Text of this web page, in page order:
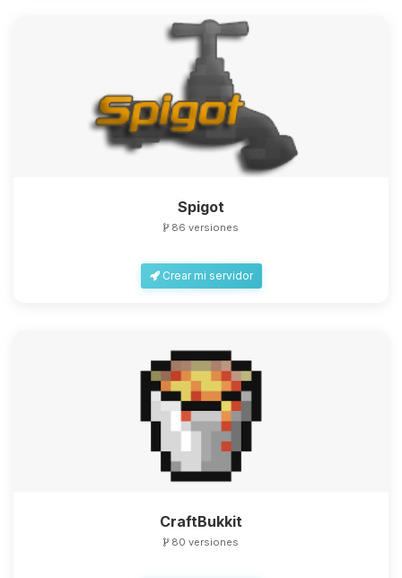
Spigot
86 versiones
Crear mi servidor
CraftBukkit
80 versiones